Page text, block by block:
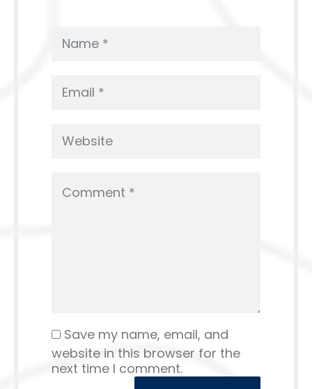
Save my name, email, and